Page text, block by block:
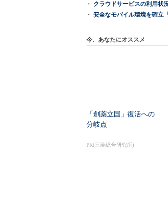
クラウドサービスの利用状
安全なモバイル環境を確立
今、あなたにオススメ
「創薬立国」復活への
分岐点
PR(三菱総合研究所)